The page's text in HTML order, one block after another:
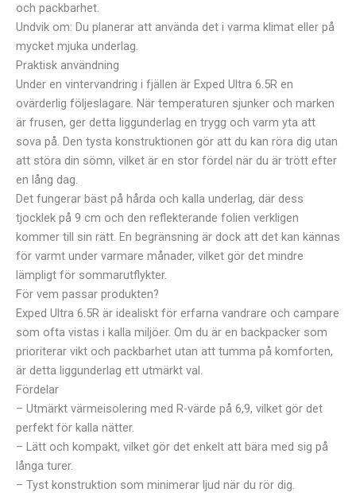
och packbarhet.
Undvik om: Du planerar att använda det i varma klimat eller på
mycket mjuka underlag.
Praktisk användning
Under en vintervandring i fjällen är Exped Ultra 6.5R en
ovärderlig följeslagare. När temperaturen sjunker och marken
är frusen, ger detta liggunderlag en trygg och varm yta att
sova på. Den tysta konstruktionen gör att du kan röra dig utan
att störa din sömn, vilket är en stor fördel när du är trött efter
en lång dag.
Det fungerar bäst på hårda och kalla underlag, där dess
tjocklek på 9 cm och den reflekterande folien verkligen
kommer till sin rätt. En begränsning är dock att det kan kännas
för varmt under varmare månader, vilket gör det mindre
lämpligt för sommarutflykter.
För vem passar produkten?
Exped Ultra 6.5R är idealiskt för erfarna vandrare och campare
som ofta vistas i kalla miljöer. Om du är en backpacker som
prioriterar vikt och packbarhet utan att tumma på komforten,
är detta liggunderlag ett utmärkt val.
Fördelar
– Utmärkt värmeisolering med R-värde på 6,9, vilket gör det
perfekt för kalla nätter.
– Lätt och kompakt, vilket gör det enkelt att bära med sig på
långa turer.
– Tyst konstruktion som minimerar ljud när du rör dig.